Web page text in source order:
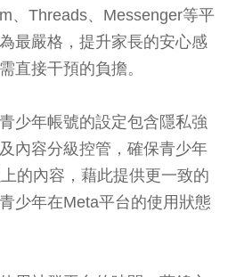
、Threads、Messenger等平
最嚴格，提升家長的安心感
直接干預的負擔。
少年帳號的設定包含隱私強
內容分級控管，確保青少年
的內容，藉此提供更一致的
少年在Meta平台的使用狀態